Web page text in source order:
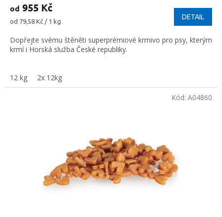
od 955 Kč
Měrná
od 79,58 Kč / 1 kg
DETAIL
Dopřejte svému štěněti superprémiové krmivo pro psy, kterým
krmí i Horská služba České republiky.
12 kg 2x 12kg
Kód: A04860